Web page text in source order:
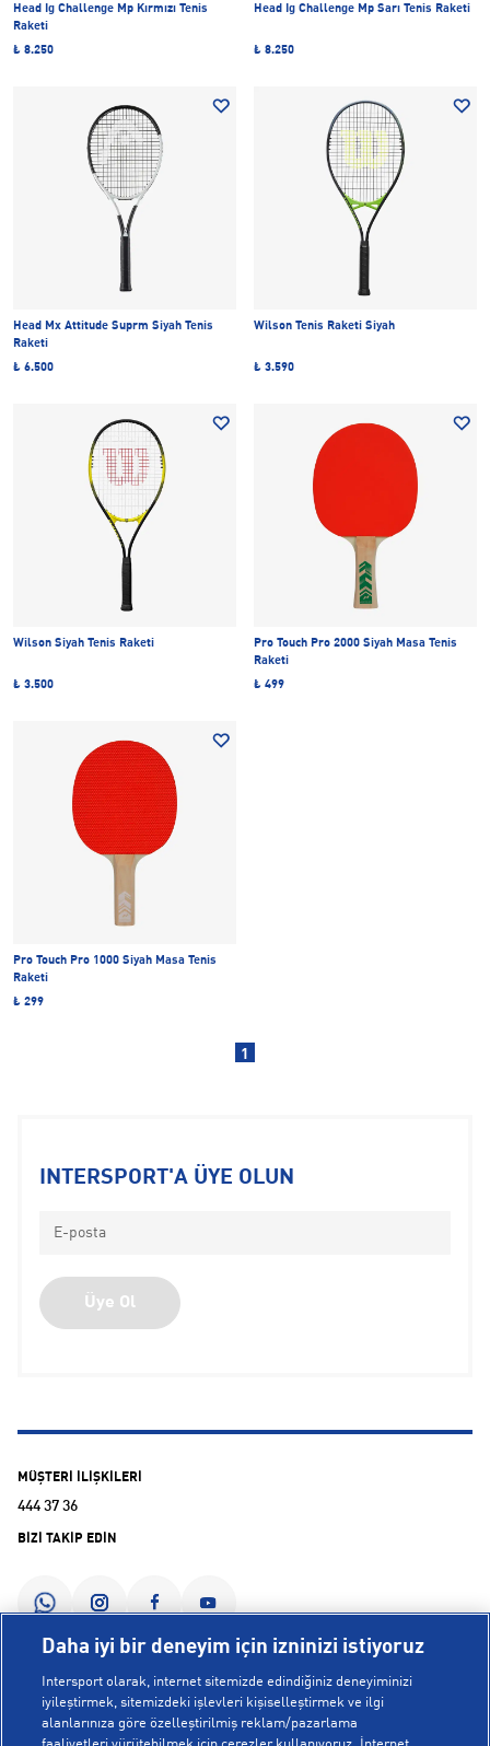
Head Ig Challenge Mp Kırmızı Tenis
Raketi
₺ 8.250
Head Ig Challenge Mp Sarı Tenis Raketi
₺ 8.250
Head Mx Attitude Suprm Siyah Tenis
Raketi
₺ 6.500
Wilson Tenis Raketi Siyah
₺ 3.590
Wilson Siyah Tenis Raketi
₺ 3.500
Pro Touch Pro 2000 Siyah Masa Tenis
Raketi
₺ 499
Pro Touch Pro 1000 Siyah Masa Tenis
Raketi
₺ 299
1
INTERSPORT'A ÜYE OLUN
Üye Ol
MÜŞTERİ İLİŞKİLERİ
444 37 36
BİZİ TAKİP EDİN
KURUMSAL
Daha iyi bir deneyim için izninizi istiyoruz
Intersport olarak, internet sitemizde edindiğiniz deneyiminizi
iyileştirmek, sitemizdeki işlevleri kişiselleştirmek ve ilgi
alanlarınıza göre özelleştirilmiş reklam/pazarlama